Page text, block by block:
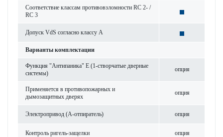
Соответствие классам противовзломности RC 2- /
RC 3
Допуск VdS согласно классу А
Варианты комплектации
Функция "Антипаника" Е (1-створчатые дверные
системы)
опция
Применяется в противопожарных и
дымозащитных дверях
опция
Электропривод (A-отпиратель) опция
Контроль ригель-защелки опция